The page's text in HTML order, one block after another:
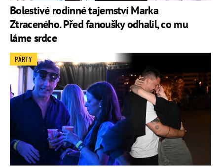
Bolestivé rodinné tajemství Marka
Ztraceného. Před fanoušky odhalil, co mu
láme srdce
PÁRTY